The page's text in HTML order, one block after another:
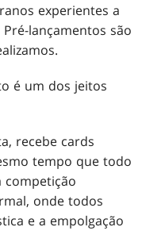
experientes a
lançamentos são
é um dos jeitos
recebe cards
tempo que todo
competição
onde todos
e a empolgação